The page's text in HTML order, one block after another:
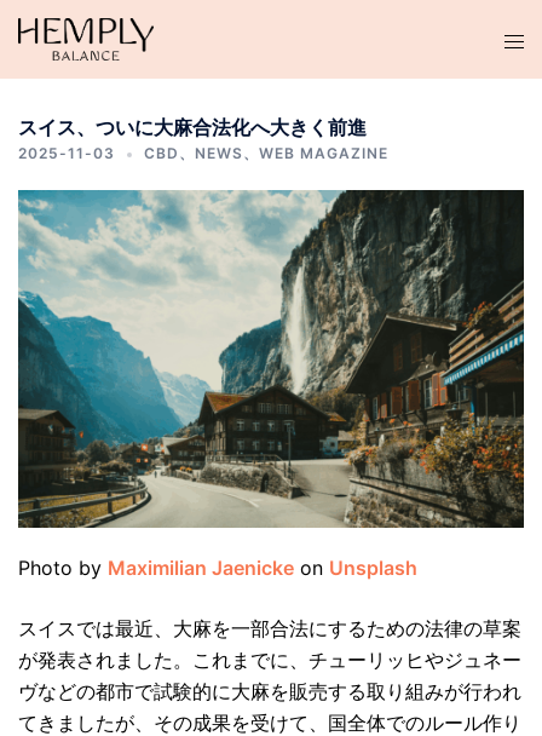
テ
スイス、ついに大麻合法化へ大きく前進
2025-11-03 CBD 、 NEWS、 WEB MAGAZINE
Photo by Maximilian Jaenicke on Unsplash
スイスでは最近、大麻を一部合法にするための法律の草案
が発表されました。これまでに、チューリッヒやジュネー
ヴなどの都市で試験的に大麻を販売する取り組みが行われ
てきましたが、その成果を受けて、国全体でのルール作り